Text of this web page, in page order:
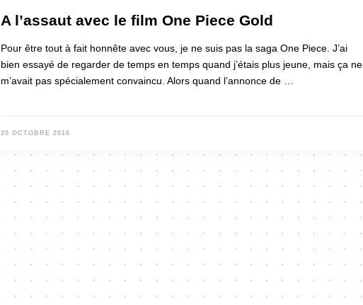
A l’assaut avec le film One Piece Gold
Pour être tout à fait honnête avec vous, je ne suis pas la saga One Piece. J’ai
bien essayé de regarder de temps en temps quand j’étais plus jeune, mais ça ne
m’avait pas spécialement convaincu. Alors quand l’annonce de …
20 OCTOBRE 2016